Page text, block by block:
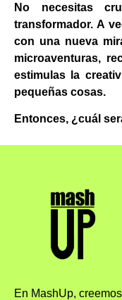
No necesitas
transformador. A
con una nueva
microaventuras,
estimulas la
pequeñas cosas.
Entonces, ¿cuál
En MashUp,